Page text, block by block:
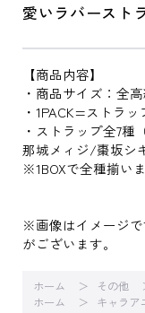
愛いラバースト
【商品内容】
・商品サイズ：全高
・1PACK=ストラッ
・ストラップ全7
那城メィジ/棗坂シ
※1BOXで全種揃い
※画像はイメージ
がございます。
ホーム その他
ホーム
キャラア